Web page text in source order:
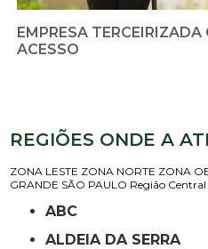
EMPRESA
ACESSO
REGIÕES ONDE A
ZONA LESTE ZONA NORTE ZONA
GRANDE SÃO PAULO Região Central
ABC
ALDEIA DA SERRA